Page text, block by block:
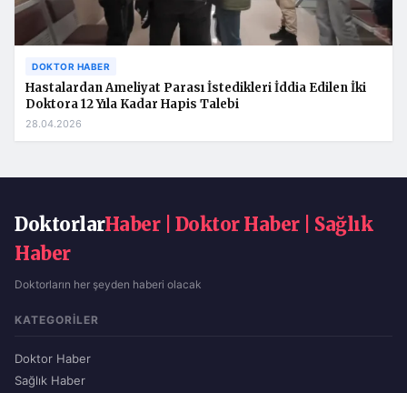
DOKTOR HABER
Hastalardan Ameliyat Parası İstedikleri İddia Edilen İki
Doktora 12 Yıla Kadar Hapis Talebi
28.04.2026
DoktorlarHaber | Doktor Haber | Sağlık
Haber
Doktorların her şeyden haberi olacak
KATEGORILER
Doktor Haber
Sağlık Haber